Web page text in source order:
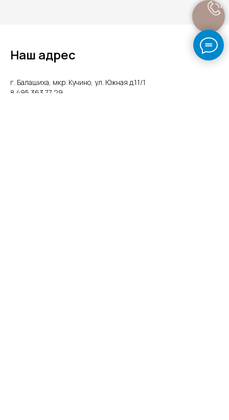
Наш адрес
г. Балашиха, мкр. Кучино, ул. Южная д.11/1
8 495 363 77 29